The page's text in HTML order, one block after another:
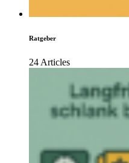
Ratgeber
24 Articles